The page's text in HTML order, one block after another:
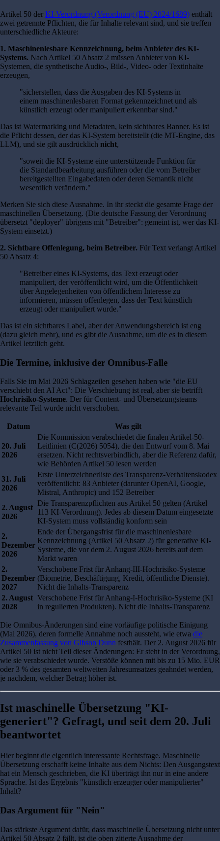
Artikel 50 der KI-Verordnung (Verordnung (EU) 2024/1689) enthält
zwei getrennte Pflichten, die für Inhalte relevant sind, und sie treffen
unterschiedliche Akteure:
1. Maschinenlesbare Kennzeichnung, beim Anbieter des KI-
Systems. Nach Artikel 50 Absatz 2 müssen Anbieter von KI-
Systemen, die synthetische Audio-, Bild-, Video- oder Textinhalte
erzeugen,
"sicherstellen, dass die Ausgaben des KI-Systems in
einem maschinenlesbaren Format gekennzeichnet und als
künstlich erzeugt oder manipuliert erkennbar sind."
Das ist Watermarking und Metadaten, kein sichtbares Banner. Es ist
die Pflicht dessen, der das KI-System bereitstellt (die MT-Engine, das
LLM), und sie gilt ausdrücklich nicht,
"soweit die KI-Systeme eine unterstützende Funktion für
die Standardbearbeitung ausführen oder die vom Betreiber
bereitgestellten Eingabedaten oder deren Semantik nicht
wesentlich verändern."
Merken Sie sich diese Ausnahme. In ihr steckt die gesamte Frage der
maschinellen Übersetzung. (Die deutsche Fassung der Verordnung
übersetzt "deployer" übrigens mit "Betreiber": gemeint ist, wer das KI-
System einsetzt.)
2. Sichtbare Offenlegung, beim Betreiber. Für Text verlangt Artikel
50 Absatz 4:
"Betreiber eines KI-Systems, das Text erzeugt oder
manipuliert, der veröffentlicht wird, um die Öffentlichkeit
über Angelegenheiten von öffentlichem Interesse zu
informieren, müssen offenlegen, dass der Text künstlich
erzeugt oder manipuliert wurde."
Das ist ein sichtbares Label, aber der Anwendungsbereich ist eng
(dazu gleich mehr), und es gibt die Ausnahme, um die es in diesem
Artikel letztlich geht.
Die Termine, inklusive der Omnibus-Falle
Falls Sie im Mai 2026 Schlagzeilen gesehen haben wie "die EU
verschiebt den AI Act": Die Verschiebung ist real, aber sie betrifft
Hochrisiko-Systeme. Der für Content- und Übersetzungsteams
relevante Teil wurde nicht verschoben.
Datum Was gilt
20. Juli
2026
Die Kommission verabschiedet die finalen Artikel-50-
Leitlinien (C(2026) 5054), die den Entwurf vom 8. Mai
ersetzen. Nicht rechtsverbindlich, aber die Referenz dafür,
wie Behörden Artikel 50 lesen werden
31. Juli
2026
Erste Unterzeichnerliste des Transparenz-Verhaltenskodex
veröffentlicht: 83 Anbieter (darunter OpenAI, Google,
Mistral, Anthropic) und 152 Betreiber
2. August
2026
Die Transparenzpflichten aus Artikel 50 gelten (Artikel
113 KI-Verordnung). Jedes ab diesem Datum eingesetzte
KI-System muss vollständig konform sein
2.
Dezember
2026
Ende der Übergangsfrist für die maschinenlesbare
Kennzeichnung (Artikel 50 Absatz 2) für generative KI-
Systeme, die vor dem 2. August 2026 bereits auf dem
Markt waren
2.
Dezember
2027
Verschobene Frist für Anhang-III-Hochrisiko-Systeme
(Biometrie, Beschäftigung, Kredit, öffentliche Dienste).
Nicht die Inhalts-Transparenz
2. August
2028
Verschobene Frist für Anhang-I-Hochrisiko-Systeme (KI
in regulierten Produkten). Nicht die Inhalts-Transparenz
Die Omnibus-Änderungen sind eine vorläufige politische Einigung
(Mai 2026), deren formelle Annahme noch aussteht, wie etwa die
Zusammenfassung von Gibson Dunn festhält. Der 2. August 2026 für
Artikel 50 ist nicht Teil dieser Änderungen: Er steht in der Verordnung,
wie sie verabschiedet wurde. Verstöße können mit bis zu 15 Mio. EUR
oder 3 % des gesamten weltweiten Jahresumsatzes geahndet werden,
je nachdem, welcher Betrag höher ist.
Ist maschinelle Übersetzung "KI-
generiert"? Gefragt, und seit dem 20. Juli
beantwortet
Hier beginnt die eigentlich interessante Rechtsfrage. Maschinelle
Übersetzung erschafft keine Inhalte aus dem Nichts: Den Ausgangstext
hat ein Mensch geschrieben, die KI überträgt ihn nur in eine andere
Sprache. Ist das Ergebnis "künstlich erzeugter oder manipulierter"
Inhalt?
Das Argument für "Nein"
Das stärkste Argument dafür, dass maschinelle Übersetzung nicht unter
Artikel 50 Absatz 2 fällt, ist die oben zitierte Ausnahme der